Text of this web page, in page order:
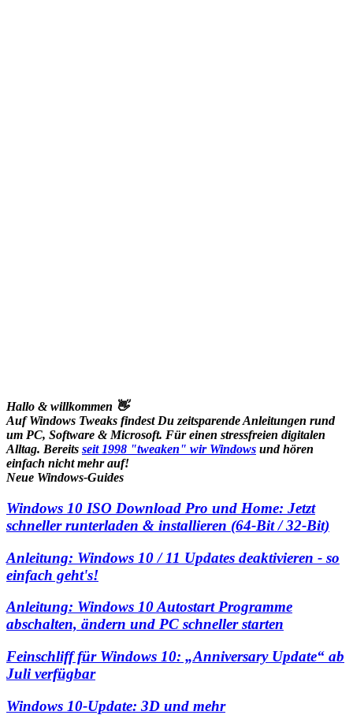
Hallo & willkommen 👋
Auf Windows Tweaks findest Du zeitsparendeAnleitungen rund
um PC, Software & Microsoft. Für einen stressfreien digitalen
Alltag. Bereits seit 1998 "tweaken" wir Windows und hören
einfach nicht mehr auf!
Neue Windows-Guides
Windows 10 ISO Download Pro und Home: Jetzt
schneller runterladen & installieren (64-Bit / 32-Bit)
Anleitung: Windows 10 / 11 Updates deaktivieren - so
einfach geht's!
Anleitung: Windows 10 Autostart Programme
abschalten, ändern und PC schneller starten
Feinschliff für Windows 10: „Anniversary Update“ ab
Juli verfügbar
Windows 10-Update: 3D und mehr